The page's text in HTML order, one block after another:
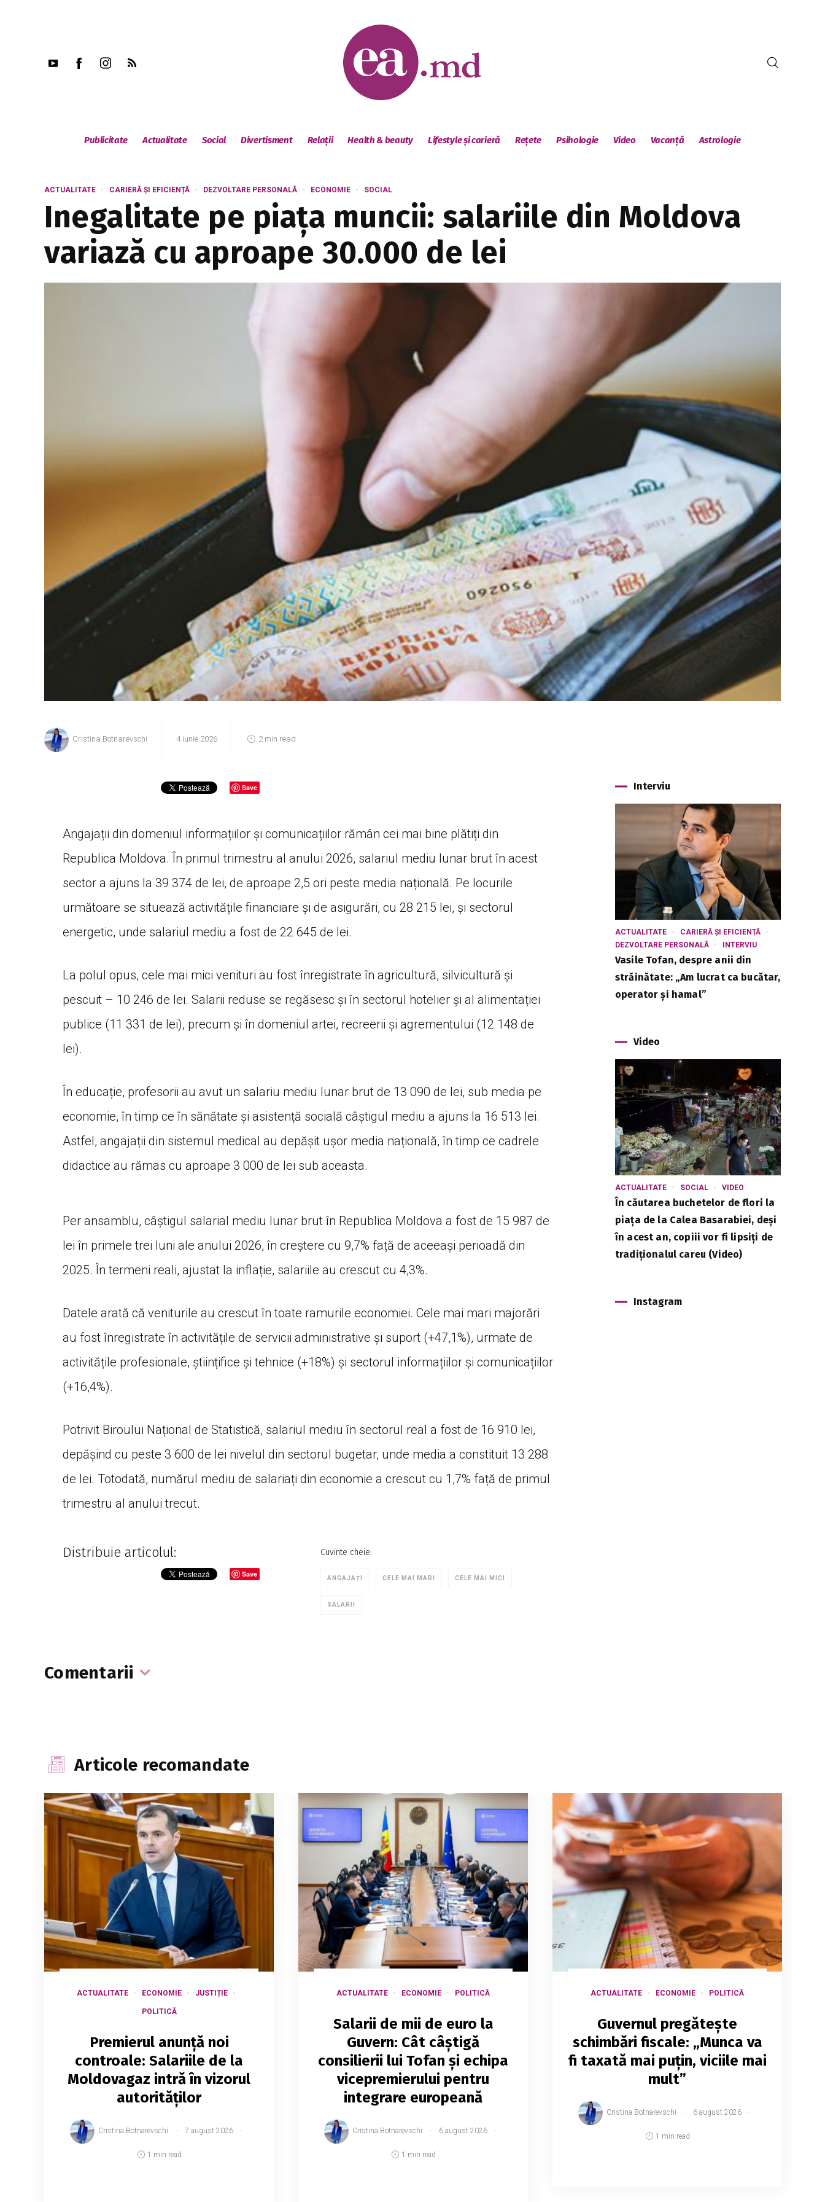
Publicitate Actualitate Social Divertisment Relații Health & beauty Lifestyle și carieră Rețete Psihologie Video Vacanță Astrologie
ACTUALITATE CARIERĂ ȘI EFICIENȚĂ DEZVOLTARE PERSONALĂ ECONOMIE SOCIAL
Inegalitate pe piața muncii: salariile din Moldova
variază cu aproape 30.000 de lei
Cristina Botnarevschi 4 iunie 2026 2 min read
Save
Angajații din domeniul informațiilor și comunicațiilor rămân cei mai bine plătiți din
Republica Moldova. În primul trimestru al anului 2026, salariul mediu lunar brut în acest
sector a ajuns la 39 374 de lei, de aproape 2,5 ori peste media națională. Pe locurile
următoare se situează activitățile financiare și de asigurări, cu 28 215 lei, și sectorul
energetic, unde salariul mediu a fost de 22 645 de lei.
La polul opus, cele mai mici venituri au fost înregistrate în agricultură, silvicultură și
pescuit – 10 246 de lei. Salarii reduse se regăsesc și în sectorul hotelier și al alimentației
publice (11 331 de lei), precum și în domeniul artei, recreerii și agrementului (12 148 de
lei).
În educație, profesorii au avut un salariu mediu lunar brut de 13 090 de lei, sub media pe
economie, în timp ce în sănătate și asistență socială câștigul mediu a ajuns la 16 513 lei.
Astfel, angajații din sistemul medical au depășit ușor media națională, în timp ce cadrele
didactice au rămas cu aproape 3 000 de lei sub aceasta.
Per ansamblu, câștigul salarial mediu lunar brut în Republica Moldova a fost de 15 987 de
lei în primele trei luni ale anului 2026, în creștere cu 9,7% față de aceeași perioadă din
2025. În termeni reali, ajustat la inflație, salariile au crescut cu 4,3%.
Datele arată că veniturile au crescut în toate ramurile economiei. Cele mai mari majorări
au fost înregistrate în activitățile de servicii administrative și suport (+47,1%), urmate de
activitățile profesionale, științifice și tehnice (+18%) și sectorul informațiilor și comunicațiilor
(+16,4%).
Potrivit Biroului Național de Statistică, salariul mediu în sectorul real a fost de 16 910 lei,
depășind cu peste 3 600 de lei nivelul din sectorul bugetar, unde media a constituit 13 288
de lei. Totodată, numărul mediu de salariați din economie a crescut cu 1,7% față de primul
trimestru al anului trecut.
Distribuie articolul:
Save
Cuvinte cheie:
ANGAJAȚI CELE MAI MARI CELE MAI MICI
SALARII
Comentarii
Interviu
ACTUALITATE
CARIERĂ ȘI EFICIENȚĂ
DEZVOLTARE PERSONALĂ
INTERVIU
Vasile Tofan, despre anii din
străinătate: „Am lucrat ca bucătar,
operator și hamal”
Video
ACTUALITATE SOCIAL VIDEO
În căutarea buchetelor de flori la
piața de la Calea Basarabiei, deși
în acest an, copiii vor fi lipsiți de
tradiționalul careu (Video)
Instagram
Articole recomandate
ACTUALITATE ECONOMIE JUSTIȚIE
POLITICĂ
Premierul anunță noi
controale: Salariile de la
Moldovagaz intră în vizorul
autorităților
Cristina Botnarevschi 7 august 2026
1 min read
ACTUALITATE ECONOMIE POLITICĂ
Salarii de mii de euro la
Guvern: Cât câștigă
consilierii lui Tofan și echipa
vicepremierului pentru
integrare europeană
Cristina Botnarevschi 6 august 2026
1 min read
ACTUALITATE ECONOMIE POLITICĂ
Guvernul pregătește
schimbări fiscale: „Munca va
fi taxată mai puțin, viciile mai
mult”
Cristina Botnarevschi 6 august 2026
1 min read